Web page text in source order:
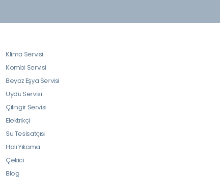
Klima Servisi
Kombi Servisi
Beyaz Eşya Servisi
Uydu Servisi
Çilingir Servisi
Elektrikçi
Su Tesisatçısı
Halı Yıkama
Çekici
Blog